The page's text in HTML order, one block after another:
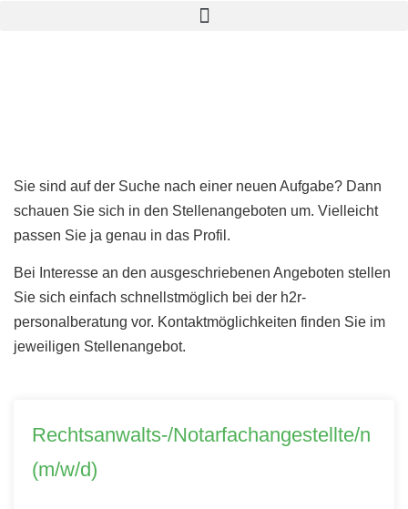
Sie sind auf der Suche nach einer neuen Aufgabe? Dann
schauen Sie sich in den Stellenangeboten um. Vielleicht
passen Sie ja genau in das Profil.
Bei Interesse an den ausgeschriebenen Angeboten stellen
Sie sich einfach schnellstmöglich bei der h2r-
personalberatung vor. Kontaktmöglichkeiten finden Sie im
jeweiligen Stellenangebot.
Rechtsanwalts-/Notarfachangestellte/n
(m/w/d)